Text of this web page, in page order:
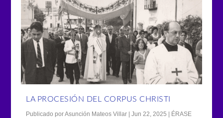
LA PROCESIÓN DEL CORPUS CHRISTI
Publicado porAsunción Mateos Villar |Jun 22, 2025 | ÉRASE